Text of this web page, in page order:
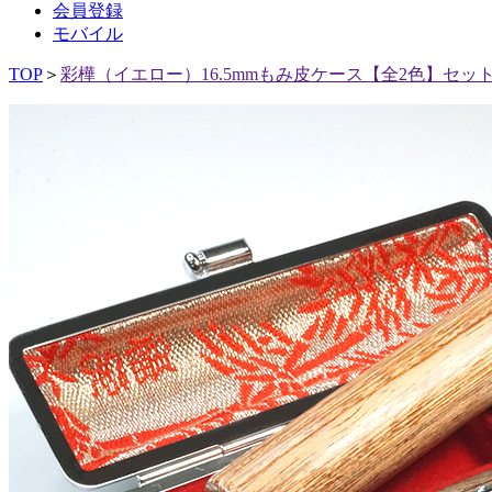
会員登録
モバイル
TOP ＞ 彩樺（イエロー）16.5mmもみ皮ケース【全2色】セッ